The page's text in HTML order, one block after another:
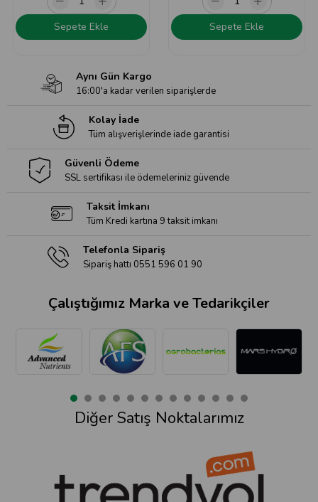
Sepete Ekle Sepete Ekle
Aynı Gün Kargo
16:00'a kadar verilen siparişlerde
Kolay İade
Tüm alışverişlerinde iade garantisi
Güvenli Ödeme
SSL sertifikası ile ödemeleriniz güvende
Taksit İmkanı
Tüm Kredi kartına 9 taksit imkanı
Telefonla Sipariş
Sipariş hattı 0551 596 01 90
Çalıştığımız Marka ve Tedarikçiler
Diğer Satış Noktalarımız